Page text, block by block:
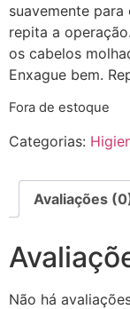
suavemente
repita a
os cabelos
Enxague bem.
Fora de estoque
Categorias:
Avaliações
Não há